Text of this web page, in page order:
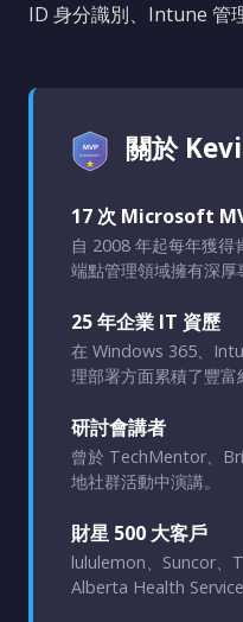
ID 身分識別、Intune 管
關於
17 次 Microsoft
自 2008 年起每年獲
端點管理領域擁有深厚
25 年企業 IT 資歷
在 Windows 365、
理部署方面累積了豐富
研討會講者
曾於 TechMentor、
地社群活動中演講。
財星 500 大客戶
lululemon、Suncor、
Alberta Health